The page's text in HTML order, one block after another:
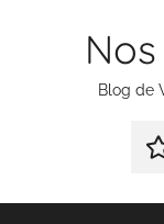
Blog de